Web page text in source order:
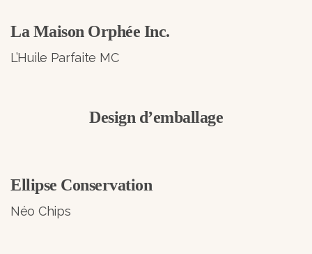
La Maison Orphée Inc.
L’Huile Parfaite MC
Design d’emballage
Ellipse Conservation
Néo Chips